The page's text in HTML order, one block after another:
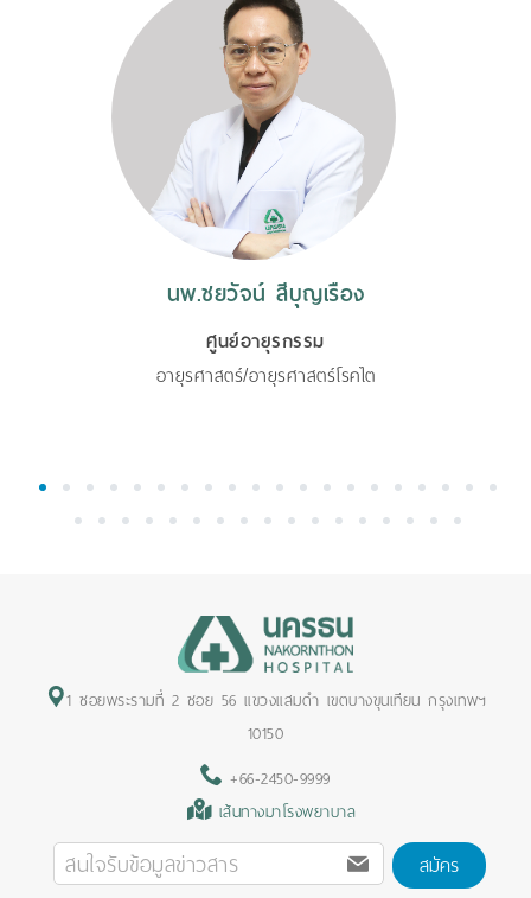
นพ.ชยวัจน์ สีบุญเรือง
ศูนย์อายุรกรรม
อายุรศาสตร์/อายุรศาสตร์โรคไต
1 2 3 4 5 6 7 8 9 10 11 12 13 14 15 16 17 18 19 20
21 22 23 24 25 26 27 28 29 30 31 32 33 34 35 36 37
1 ซอยพระรามที่ 2 ซอย 56 แขวงแสมดำ เขตบางขุนเทียน กรุงเทพฯ
10150
+66-2450-9999
เส้นทางมาโรงพยาบาล
สมัคร